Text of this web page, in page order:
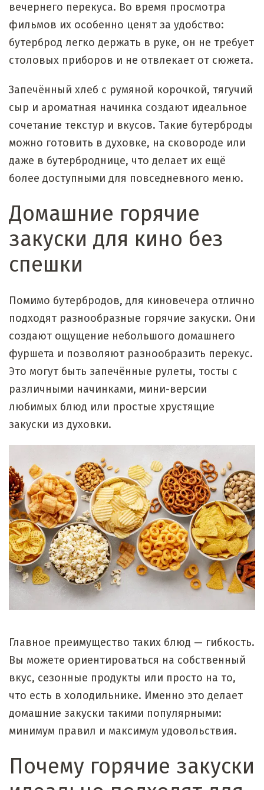
вечернего перекуса. Во время просмотра
фильмов их особенно ценят за удобство:
бутерброд легко держать в руке, он не требует
столовых приборов и не отвлекает от сюжета.
Запечённый хлеб с румяной корочкой, тягучий
сыр и ароматная начинка создают идеальное
сочетание текстур и вкусов. Такие бутерброды
можно готовить в духовке, на сковороде или
даже в бутерброднице, что делает их ещё
более доступными для повседневного меню.
Домашние горячие
закуски для кино без
спешки
Помимо бутербродов, для киновечера отлично
подходят разнообразные горячие закуски. Они
создают ощущение небольшого домашнего
фуршета и позволяют разнообразить перекус.
Это могут быть запечённые рулеты, тосты с
различными начинками, мини-версии
любимых блюд или простые хрустящие
закуски из духовки.
Главное преимущество таких блюд — гибкость.
Вы можете ориентироваться на собственный
вкус, сезонные продукты или просто на то,
что есть в холодильнике. Именно это делает
домашние закуски такими популярными:
минимум правил и максимум удовольствия.
Почему горячие закуски